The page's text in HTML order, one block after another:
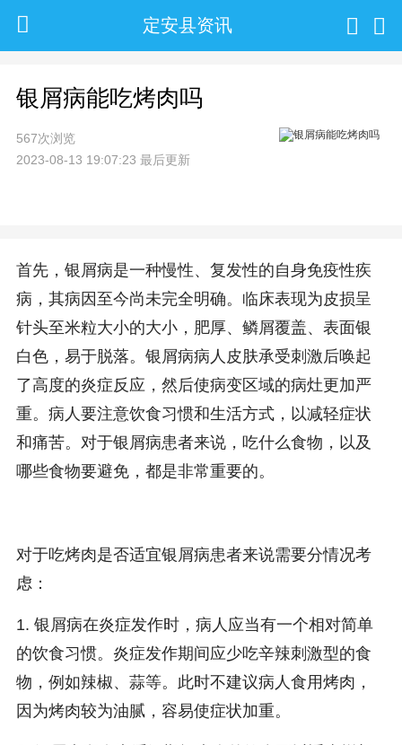
定安县资讯
银屑病能吃烤肉吗
567次浏览
2023-08-13 19:07:23 最后更新
首先，银屑病是一种慢性、复发性的自身免疫性疾
病，其病因至今尚未完全明确。临床表现为皮损呈
针头至米粒大小的大小，肥厚、鳞屑覆盖、表面银
白色，易于脱落。银屑病病人皮肤承受刺激后唤起
了高度的炎症反应，然后使病变区域的病灶更加严
重。病人要注意饮食习惯和生活方式，以减轻症状
和痛苦。对于银屑病患者来说，吃什么食物，以及
哪些食物要避免，都是非常重要的。
对于吃烤肉是否适宜银屑病患者来说需要分情况考
虑：
1. 银屑病在炎症发作时，病人应当有一个相对简单
的饮食习惯。炎症发作期间应少吃辛辣刺激型的食
物，例如辣椒、蒜等。此时不建议病人食用烤肉，
因为烤肉较为油腻，容易使症状加重。